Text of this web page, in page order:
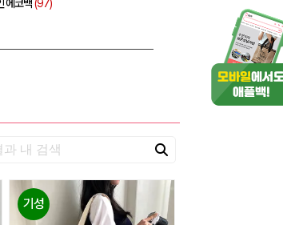
에코백(97)
기성